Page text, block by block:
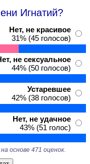
Игнатий?
Нет, не красивое
31% (45 голосов)
не сексуальное
44% (50 голосов)
Устаревшее
42% (38 голосов)
Нет, не удачное
43% (51 голос)
основе 471 оценок.